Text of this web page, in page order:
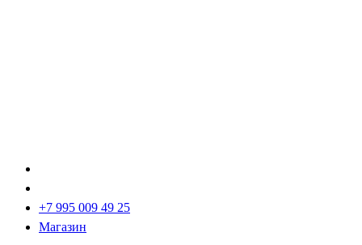
+7 995 009 49 25
Магазин